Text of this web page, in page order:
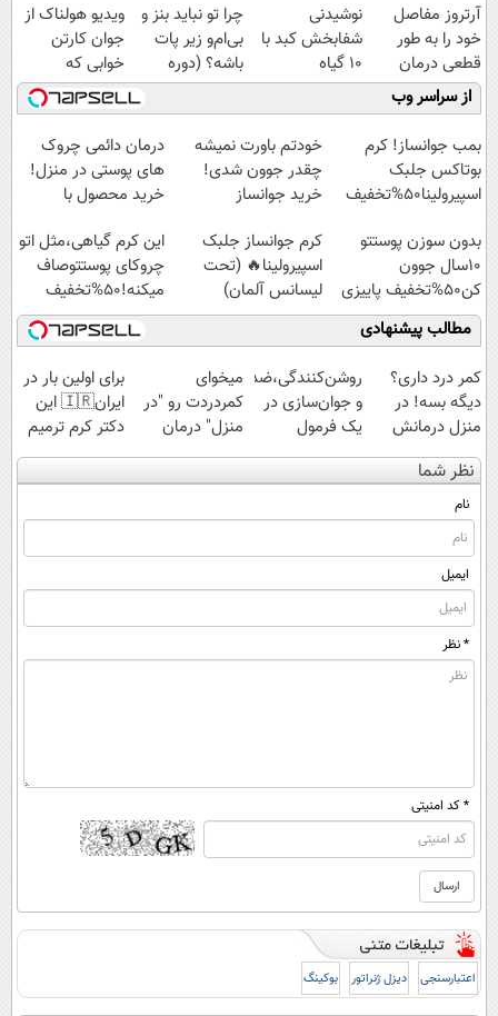
آرتروز مفاصل
خود را به طور
قطعی درمان
کنید!
◗پرسش‌نامه◖
نوشیدنی
شفابخش کبد با
10 گیاه
موثر(تخفیف تا
امشب)
چرا تو نباید بنز و
بی‌ام‌و زیر پات
باشه؟ (دوره
رایگان درآمد
میلیاردی)
ویدیو هولناک از
جوان کارتن
خوابی که
میلیاردر شد.
آموزش رایگان
از سراسر وب
بمب جوانساز! کرم
بوتاکس جلبک
اسپیرولینا50%تخفیف
خودتم باورت نمیشه
چقدر جوون شدی!
خرید جوانساز
ویژه
درمان دائمی چروک
های پوستی در منزل!
خرید محصول با
بدون سوزن پوستتو
10سال جوون
کن50%تخفیف پاییزی
کرم جوانساز جلبک
اسپیرولینا🔥 (تحت
لیسانس آلمان)
این کرم گیاهی،مثل اتو
چروکای پوستتوصاف
میکنه!50%تخفیف
مطالب پیشنهادی
کمر درد داری؟
دیگه بسه! در
منزل درمانش
کن
(◀پرسش‌نامه)
روشن‌کنندگی،ضد‌لک
و جوان‌سازی در
یک فرمول
حرفه‌ای50%تخفیف
میخوای
کمردردت رو "در
منزل" درمان
کنی؟ (◂فیلم +
◂پرسش‌نامه)
برای اولین بار در
ایران🇮🇷 این
دکتر کرم ترمیم
کننده 23 روزه
ساخت!
نظر شما
نام
ایمیل
* نظر
* کد امنیتی
اعتبارسنجی دیزل ژنراتور بوکینگ